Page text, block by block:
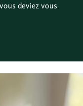
deviez vous